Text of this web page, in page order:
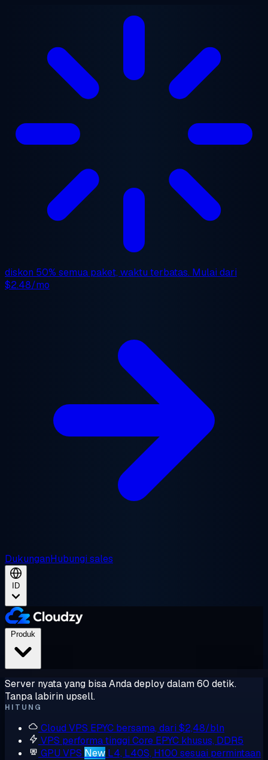
diskon 50% semua paket, waktu terbatas. Mulai dari
$2.48/mo
DukunganHubungi sales
ID
Server nyata yang bisa Anda deploy dalam 60 detik.
Tanpa labirin upsell.
HITUNG
Cloud VPS EPYC bersama, dari $2,48/bln
VPS performa tinggi Core EPYC khusus, DDR5
GPU VPS New L4, L40S, H100 sesuai permintaan